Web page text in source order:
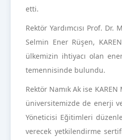
etti.
Rektör Yardımcısı Prof.
Selmin Ener Rüşen,
ülkemizin ihtiyacı olan
temennisinde bulundu.
Rektör Namık Ak ise
üniversitemizde de enerji
Yöneticisi Eğitimleri
verecek yetkilendirme